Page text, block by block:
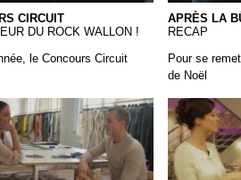
CIRCUIT
DU ROCK WALLON !
le Concours Circuit
APRÈS LA
RECAP
Pour se
de Noël
Wijnants 14-